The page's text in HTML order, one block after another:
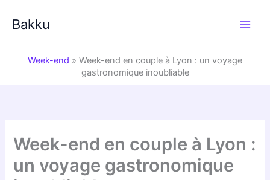
Bakku
Week-end » Week-end en couple à Lyon : un voyage
gastronomique inoubliable
Week-end en couple à Lyon :
un voyage gastronomique